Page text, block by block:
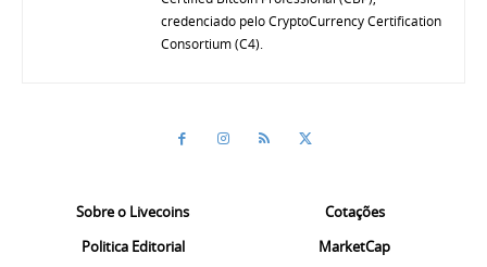
credenciado pelo CryptoCurrency Certification
Consortium (C4).
Sobre o Livecoins
Politica Editorial
Cotações
MarketCap